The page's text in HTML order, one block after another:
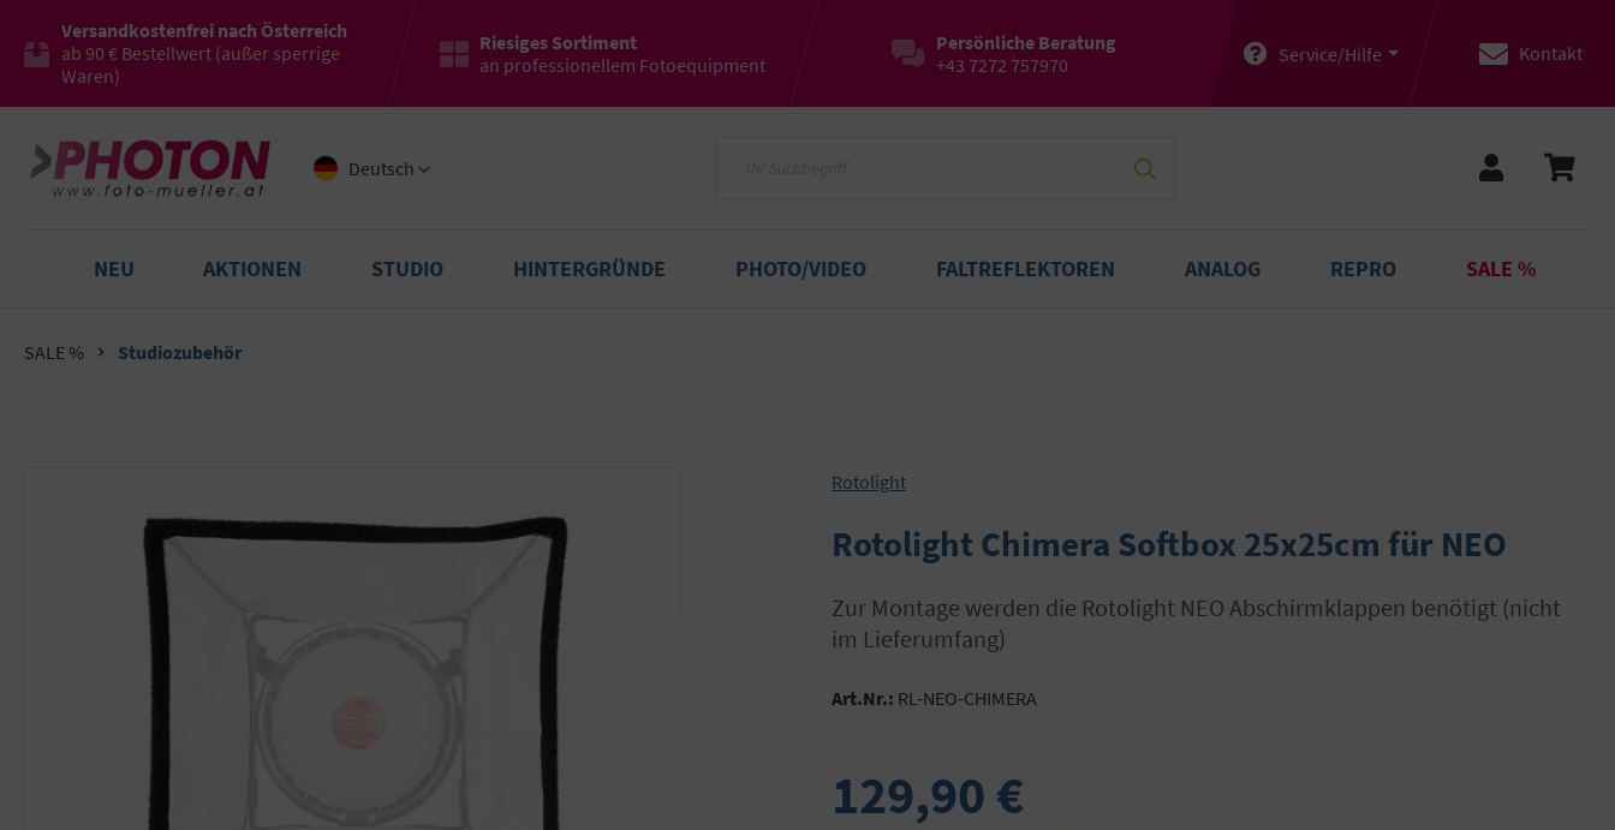
Versandkostenfrei nach Österreich
ab 90 € Bestellwert (außer sperrige
Waren)
Riesiges Sortiment
an professionellem Fotoequipment
Persönliche Beratung
+43 7272 757970
Service/Hilfe Kontakt
Deutsch
NEU AKTIONEN STUDIO HINTERGRÜNDE PHOTO/VIDEO FALTREFLEKTOREN ANALOG REPRO SALE %
SALE % Studiozubehör
Rotolight
Rotolight Chimera Softbox 25x25cm für NEO
zur Montage werden die Rotolight NEO Abschirmklappen benötigt (nicht
im Lieferumfang)
Art.Nr.: RL-NEO-CHIMERA
129,90 €